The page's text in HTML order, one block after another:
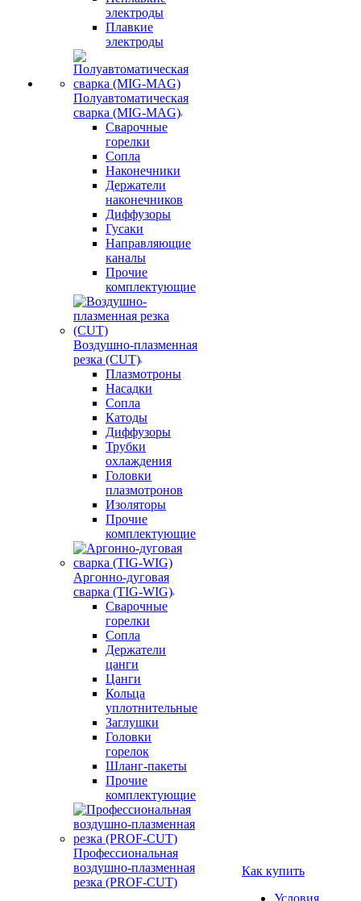
электроды
Плавкие
электроды
Полуавтоматическая
сварка (MIG-MAG)
Сварочные
горелки
Сопла
Наконечники
Держатели
наконечников
Диффузоры
Гусаки
Направляющие
каналы
Прочие
комплектующие
Воздушно-плазменная
резка (CUT)
Плазмотроны
Насадки
Сопла
Катоды
Диффузоры
Трубки
охлаждения
Головки
плазмотронов
Изоляторы
Прочие
комплектующие
Аргонно-дуговая
сварка (TIG-WIG)
Сварочные
горелки
Сопла
Держатели
цанги
Цанги
Кольца
уплотнительные
Заглушки
Головки
горелок
Шланг-пакеты
Прочие
комплектующие
Профессиональная
воздушно-плазменная
резка (PROF-CUT)
Как купить
Условия